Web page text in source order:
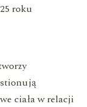
roku
ciała w relacji